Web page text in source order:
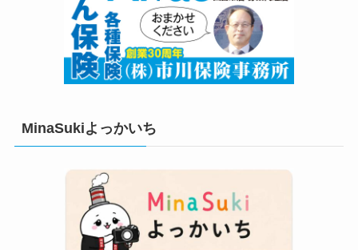
MinaSukiよっかいち